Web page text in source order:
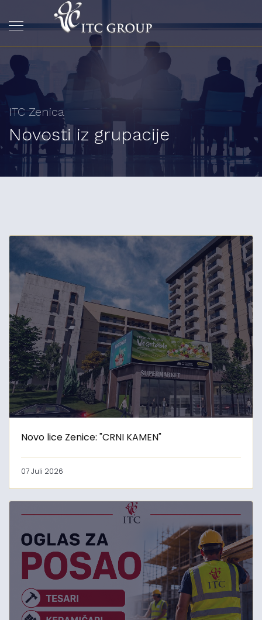
ITC Zenica
Novosti iz grupacije
Novo lice Zenice: "CRNI KAMEN"
07 Juli 2026